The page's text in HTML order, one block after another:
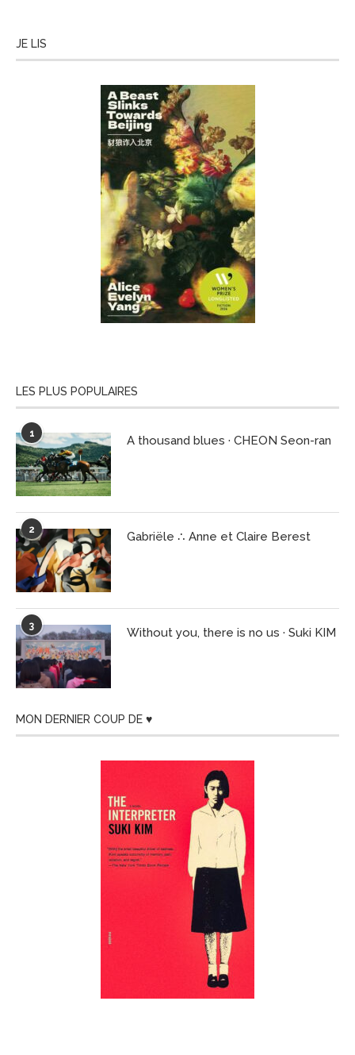
JE LIS
LES PLUS POPULAIRES
1 A thousand blues · CHEON Seon-ran
2 Gabriële ∴ Anne et Claire Berest
3 Without you, there is no us · Suki KIM
MON DERNIER COUP DE ♥